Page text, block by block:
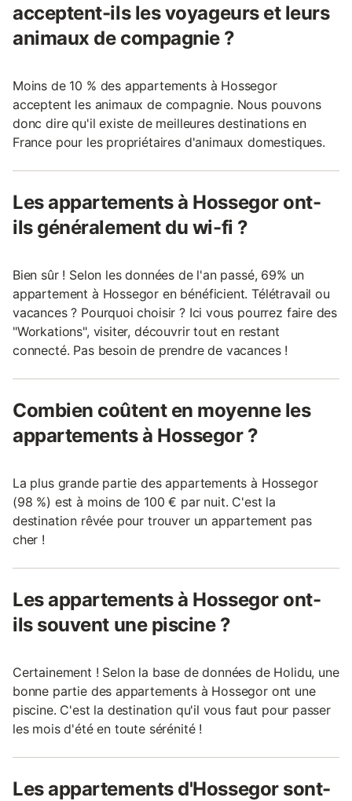
acceptent-ils les voyageurs et leurs
animaux de compagnie ?
Moins de 10 % des appartements à Hossegor
acceptent les animaux de compagnie. Nous pouvons
donc dire qu'il existe de meilleures destinations en
France pour les propriétaires d'animaux domestiques.
Les appartements à Hossegor ont-
ils généralement du wi-fi ?
Bien sûr ! Selon les données de l'an passé, 69% un
appartement à Hossegor en bénéficient. Télétravail ou
vacances ? Pourquoi choisir ? Ici vous pourrez faire des
"Workations", visiter, découvrir tout en restant
connecté. Pas besoin de prendre de vacances !
Combien coûtent en moyenne les
appartements à Hossegor ?
La plus grande partie des appartements à Hossegor
(98 %) est à moins de 100 € par nuit. C'est la
destination rêvée pour trouver un appartement pas
cher !
Les appartements à Hossegor ont-
ils souvent une piscine ?
Certainement ! Selon la base de données de Holidu, une
bonne partie des appartements à Hossegor ont une
piscine. C'est la destination qu'il vous faut pour passer
les mois d'été en toute sérénité !
Les appartements d'Hossegor sont-